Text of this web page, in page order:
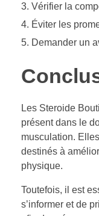
Vérifier la
Éviter les
Demander un
Les Steroide
présent dans le
musculation.
destinés à
physique.
Toutefois, il est
s’informer et de